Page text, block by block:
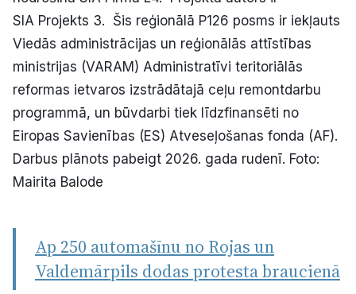
SIA Projekts 3. Šis reģionālā P126 posms ir iekļauts
Viedās administrācijas un reģionālās attīstības
ministrijas (VARAM) Administratīvi teritoriālās
reformas ietvaros izstrādātajā ceļu remontdarbu
programmā, un būvdarbi tiek līdzfinansēti no
Eiropas Savienības (ES) Atveseļošanas fonda (AF).
Darbus plānots pabeigt 2026. gada rudenī. Foto:
Mairita Balode
Ap 250 automašīnu no Rojas un
Valdemārpils dodas protesta braucienā